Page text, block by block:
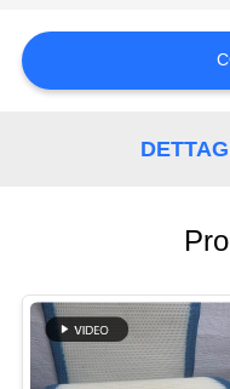
CITAZIONE
PRIVACY
POLICY